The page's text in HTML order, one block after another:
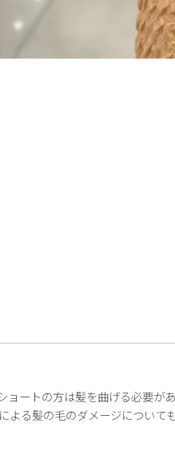
ートの方は髪を曲げる必要が
る髪の毛のダメージについて